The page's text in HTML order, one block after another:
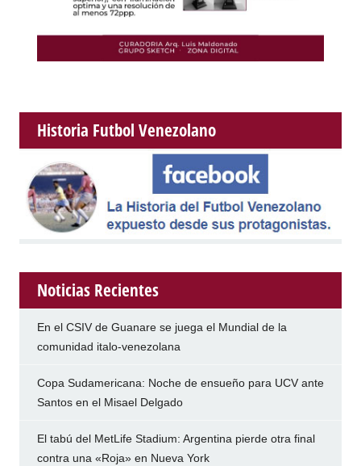
Historia Futbol Venezolano
Noticias Recientes
En el CSIV de Guanare se juega el Mundial de la
comunidad italo-venezolana
Copa Sudamericana: Noche de ensueño para UCV ante
Santos en el Misael Delgado
El tabú del MetLife Stadium: Argentina pierde otra final
contra una «Roja» en Nueva York